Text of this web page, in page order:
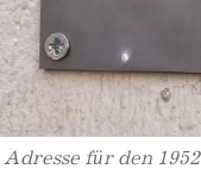
für den